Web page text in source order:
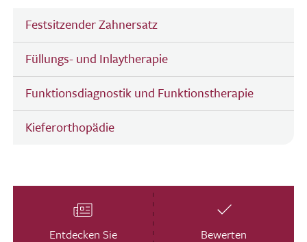
Festsitzender Zahnersatz
Füllungs- und Inlaytherapie
Funktionsdiagnostik und Funktionstherapie
Kieferorthopädie
Entdecken Sie
Bewerten